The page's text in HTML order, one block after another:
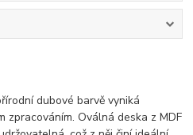
dubové barvě vyniká
zpracováním. Oválná deska z MDF